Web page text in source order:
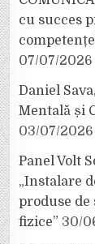
cu succes
07/07/2026
Daniel
Mentală și
03/07/2026
Panel Volt
„Instalare
produse de
fizice” 30/